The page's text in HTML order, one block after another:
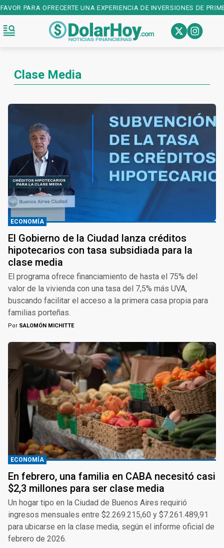
UNA EXPERIENCIA DE INVERSIONES DE PRIMER NIVEL!
Clase Media
ECONOMÍA
El Gobierno de la Ciudad lanza créditos
hipotecarios con tasa subsidiada para la
clase media
El programa ofrece financiamiento de hasta el 75% del
valor de la vivienda con una tasa del 7,5% más UVA,
buscando facilitar el acceso a la primera casa propia para
familias porteñas.
Por SALOMÓN MICHITTE
ECONOMÍA
En febrero, una familia en CABA necesitó casi
$2,3 millones para ser clase media
Un hogar tipo en la Ciudad de Buenos Aires requirió
ingresos mensuales entre $2.269.215,60 y $7.261.489,91
para ubicarse en la clase media, según el informe oficial de
febrero de 2026.